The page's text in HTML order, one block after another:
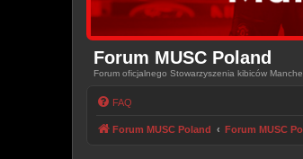
Forum MUSC Poland
Forum oficjalnego Stowarzyszenia kibiców
FAQ
Forum MUSC Poland Forum MUSC